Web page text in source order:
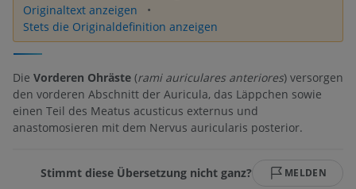
Originaltext anzeigen
Stets die Originaldefinition anzeigen
Die Vorderen Ohräste (rami auriculares anteriores) versorgen
den vorderen Abschnitt der Auricula, das Läppchen sowie
einen Teil des Meatus acusticus externus und
anastomosieren mit dem Nervus auricularis posterior.
Stimmt diese Übersetzung nicht ganz? MELDEN